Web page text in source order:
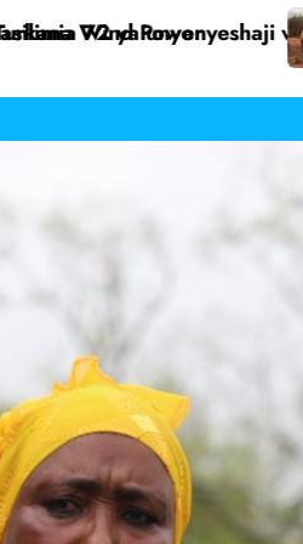
unaoua ngamia